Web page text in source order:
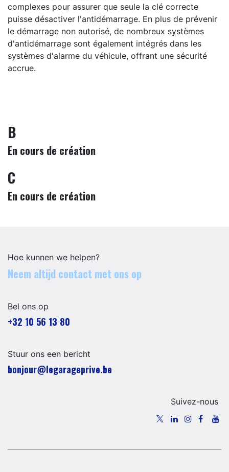
complexes pour assurer que seule la clé correcte
puisse désactiver l'antidémarrage. En plus de prévenir
le démarrage non autorisé, de nombreux systèmes
d'antidémarrage sont également intégrés dans les
systèmes d'alarme du véhicule, offrant une sécurité
accrue.
B
En cours de création
C
En cours de création
Hoe kunnen we helpen?
Neem altijd contact met ons op
Bel ons op
+32 10 56 13 80
Stuur ons een bericht
​​​​​​​​​​​bo​n​jour​@​lega​ra​geprive.​b​e​​​
Suivez-nous